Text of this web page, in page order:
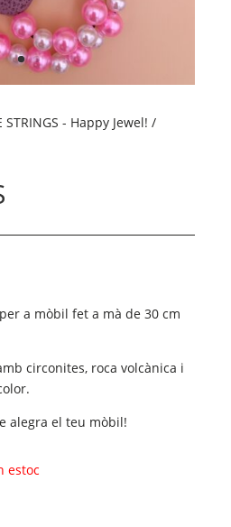
STRINGS - Happy Jewel! /
a mòbil fet a mà de 30 cm
circonites, roca volcànica i
alegra el teu mòbil!
estoc